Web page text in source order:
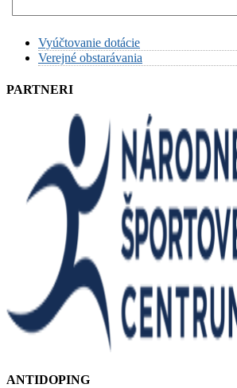
Vyúčtovanie dotácie
Verejné obstarávania
PARTNERI
ANTIDOPING